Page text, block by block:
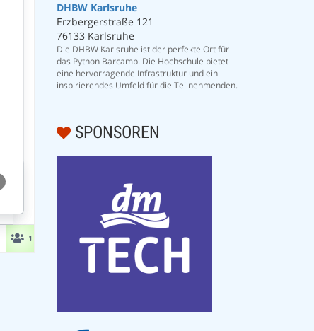
DHBW Karlsruhe
Erzbergerstraße 121
76133 Karlsruhe
Die DHBW Karlsruhe ist der perfekte Ort für
das Python Barcamp. Die Hochschule bietet
eine hervorragende Infrastruktur und ein
inspirierendes Umfeld für die Teilnehmenden.
SPONSOREN